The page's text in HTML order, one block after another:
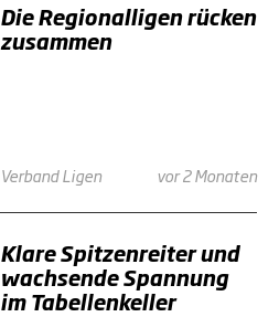
Die Regionalligen rücken
zusammen
VerbandLigen vor 2 Monaten
Klare Spitzenreiter und
wachsende Spannung
im Tabellenkeller